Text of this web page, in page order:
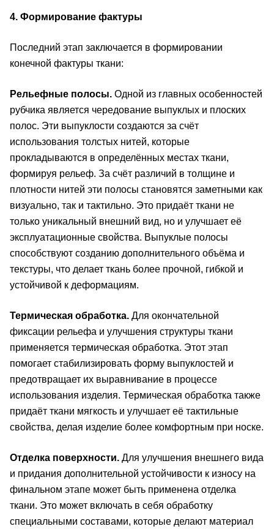
4. Формирование фактуры
Последний этап заключается в формировании
конечной фактуры ткани:
Рельефные полосы. Одной из главных особенностей
рубчика является чередование выпуклых и плоских
полос. Эти выпуклости создаются за счёт
использования толстых нитей, которые
прокладываются в определённых местах ткани,
формируя рельеф. За счёт различий в толщине и
плотности нитей эти полосы становятся заметными как
визуально, так и тактильно. Это придаёт ткани не
только уникальный внешний вид, но и улучшает её
эксплуатационные свойства. Выпуклые полосы
способствуют созданию дополнительного объёма и
текстуры, что делает ткань более прочной, гибкой и
устойчивой к деформациям.
Термическая обработка. Для окончательной
фиксации рельефа и улучшения структуры ткани
применяется термическая обработка. Этот этап
помогает стабилизировать форму выпуклостей и
предотвращает их выравнивание в процессе
использования изделия. Термическая обработка также
придаёт ткани мягкость и улучшает её тактильные
свойства, делая изделие более комфортным при носке.
Отделка поверхности. Для улучшения внешнего вида
и придания дополнительной устойчивости к износу на
финальном этапе может быть применена отделка
ткани. Это может включать в себя обработку
специальными составами, которые делают материал